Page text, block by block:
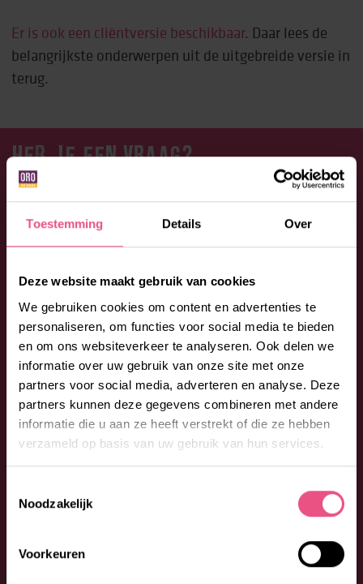
Toestemming Details Over
Deze website maakt gebruik van cookies
We gebruiken cookies om content en advertenties te
personaliseren, om functies voor social media te bieden
en om ons websiteverkeer te analyseren. Ook delen we
informatie over uw gebruik van onze site met onze
partners voor social media, adverteren en analyse. Deze
partners kunnen deze gegevens combineren met andere
informatie die u aan ze heeft verstrekt of die ze hebben
verzameld op basis van uw gebruik van hun services.
Noodzakelijk
Voorkeuren
Er is ook een cliëntversie beschikbaar. Daar lees de
belangrijkste onderwerpen uit de uitgebreide versie in
terug.
HEB JE EEN VRAAG?
Aarzel niet en neem contact op met ORO. Bel:0492 -
begeleiden je graag bij jouw vragen en wensen.